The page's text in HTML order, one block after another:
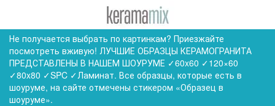
Не получается выбрать по картинкам? Приезжайте
посмотреть вживую! ЛУЧШИЕ ОБРАЗЦЫ КЕРАМОГРАНИТА
ПРЕДСТАВЛЕНЫ В НАШЕМ ШОУРУМЕ ✓60x60 ✓120×60
✓80x80 ✓SPC ✓Ламинат. Все образцы, которые есть в
шоуруме, на сайте отмечены стикером «Образец в
шоуруме».